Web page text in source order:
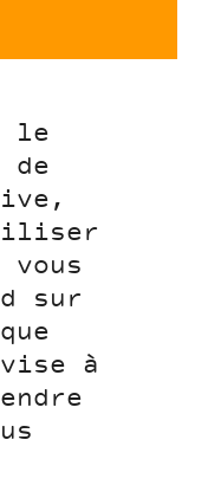
le
de
vous
sur
à